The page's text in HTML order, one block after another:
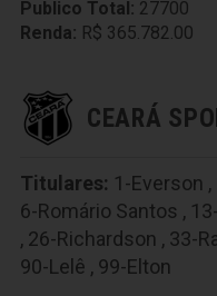
Publico Total: 27700
Renda: R$ 365.782.00
CEARÁ
Titulares: 1-Everson ,
6-Romário Santos ,
, 26-Richardson , 33-
90-Lelê , 99-Elton